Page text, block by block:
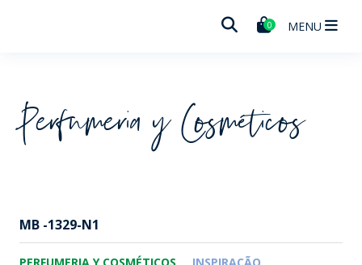
0 MENU
Perfumeria y Cosméticos
MB -1329-N1